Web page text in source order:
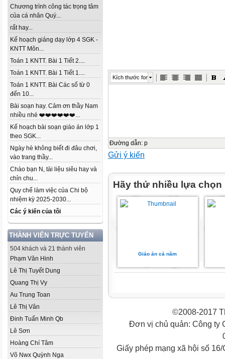
Chương trình công tác trọng tâm
của cá nhân Quý...
rất hay...
Kế hoạch giảng dạy lớp 4 SGK -
KNTT Môn...
Toán 1 KNTT. Bài 1 Tiết 2....
Toán 1 KNTT. Bài 1 Tiết 1....
Toán 1 KNTT. Bài Các số từ 0
đến 10...
Bài soạn hay. Cảm ơn thầy Nam
nhiều nhé ❤️❤️❤️❤️❤️❤️...
Kế hoạch bài soạn giáo án lớp 1
theo SGK...
Ngày hè không biết đi đâu chơi,
vào trang thầy...
Chào bạn N, tài liệu siêu hay và
chỉn chu...
Quy chế làm việc của Chi bộ
nhiệm kỳ 2025-2030...
Các ý kiến của tôi
THÀNH VIÊN TRỰC TUYẾN
504 khách và 21 thành viên
Phạm Văn Hinh
Lê Thị Tuyết Dung
Quang Thị Vy
Au Trung Toan
Lê Thị Vân
Đinh Tuấn Minh Qb
Lê Sơn
Hoàng Chí Tâm
Võ Nwx Quỳnh Nga
Kích thước font
Đường dẫn: p
Gửi ý kiến
Hãy thử nhiều lựa chọn
Giáo án cả năm
©2008-2017
Đơn vị chủ quản: Công ty
Giấy phép mạng xã hội số